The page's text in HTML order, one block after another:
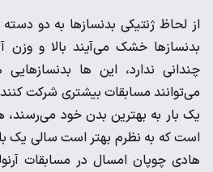
از لحاظ ژنتیکی بدنسازها به دو
بدنسازها خشک می‌آیند بالا و وزن
چندانی ندارد، این ها
می‌توانند مسابقات بیشتری شرکت
یک بار به بهترین بدن خود می‌رسند،
است که به نظرم بهتر است سالی یک
هادی چوپان امسال در مسابقات